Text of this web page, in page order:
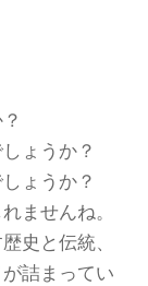
ょうか？
ょうか？
ませんね。
史と伝統、
詰まってい